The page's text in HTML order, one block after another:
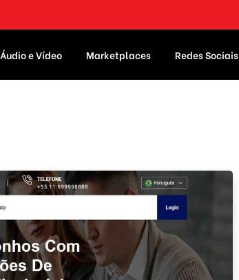
Áudio e Vídeo Marketplaces Redes Sociais